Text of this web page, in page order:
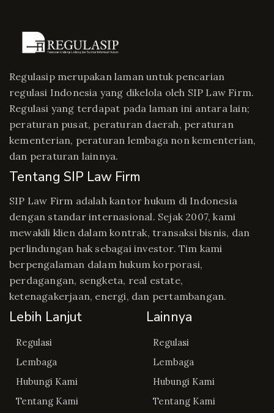
Regulasip merupakan laman untuk pencarian
regulasi Indonesia yang dikelola oleh SIP Law Firm.
Regulasi yang terdapat pada laman ini antara lain;
peraturan pusat, peraturan daerah, peraturan
kementerian, peraturan lembaga non kementerian,
dan peraturan lainnya.
Tentang SIP Law Firm
SIP Law Firm adalah kantor hukum di Indonesia
dengan standar internasional. Sejak 2007, kami
mewakili klien dalam kontrak, transaksi bisnis, dan
perlindungan hak sebagai investor. Tim kami
berpengalaman dalam hukum korporasi,
perdagangan, sengketa, real estate,
ketenagakerjaan, energi, dan pertambangan.
Lebih Lanjut
Regulasi
Lembaga
Hubungi Kami
Tentang Kami
Lainnya
Regulasi
Lembaga
Hubungi Kami
Tentang Kami